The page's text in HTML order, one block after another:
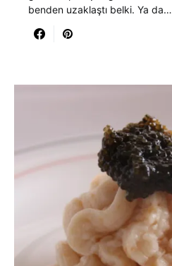
benden uzaklaştı belki. Ya da…